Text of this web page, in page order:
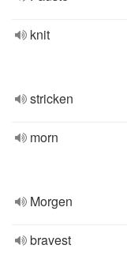
knit
stricken
morn
Morgen
bravest